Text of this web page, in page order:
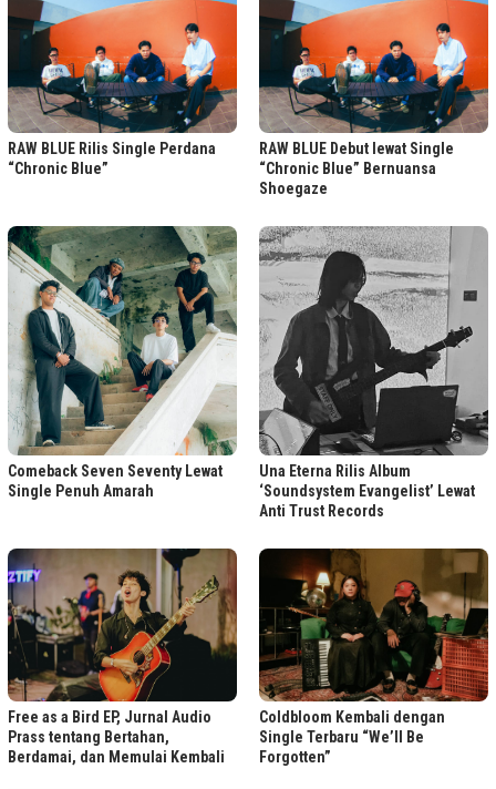
RAW BLUE Rilis Single Perdana
“Chronic Blue”
RAW BLUE Debut lewat Single
“Chronic Blue” Bernuansa
Shoegaze
Comeback Seven Seventy Lewat
Single Penuh Amarah
Una Eterna Rilis Album
‘Soundsystem Evangelist’ Lewat
Anti Trust Records
Free as a Bird EP, Jurnal Audio
Prass tentang Bertahan,
Berdamai, dan Memulai Kembali
Coldbloom Kembali dengan
Single Terbaru “We’ll Be
Forgotten”